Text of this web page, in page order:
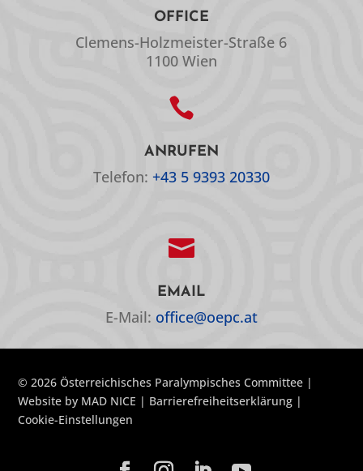
OFFICE
Clemens-Holzmeister-Straße 6
1100 Wien

ANRUFEN
Telefon: +43 5 9393 20330

EMAIL
E-Mail: office@oepc.at
© 2026 Österreichisches Paralympisches Committee |
Website by MAD NICE | Barrierefreiheitserklärung |
Cookie-Einstellungen